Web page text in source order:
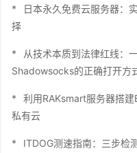
日本永久免费云服务器：
择
从技术本质到法律红线：
Shadowsocks的正确打开方
利用RAKsmart服务器搭
私有云
ITDOG测速指南：三步检